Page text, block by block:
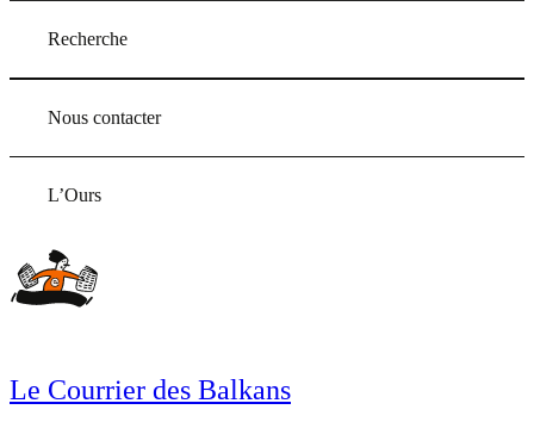
Recherche
Nous contacter
L’Ours
Le Courrier des Balkans